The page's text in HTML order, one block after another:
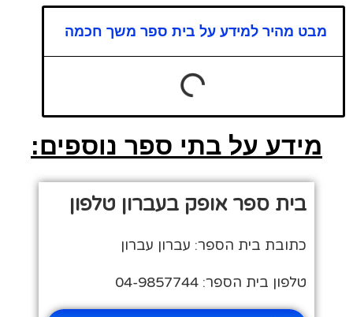
מבט מהיר למידע על בית ספר משך חכמה
מידע על בתי ספר נוספים:
בית ספר אופק בעברון טלפון
כתובת בית הספר: עברון עברון
טלפון בית הספר: 04-9857744